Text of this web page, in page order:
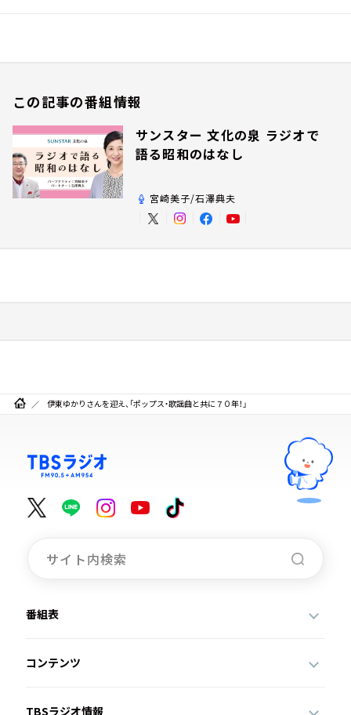
この記事の番組情報
サンスター 文化の泉 ラジオで
語る昭和のはなし
宮崎美子/石澤典夫
伊東ゆかりさんを迎え、「ポップス・歌謡曲と共に７０年！」
番組表
コンテンツ
TBSラジオ情報